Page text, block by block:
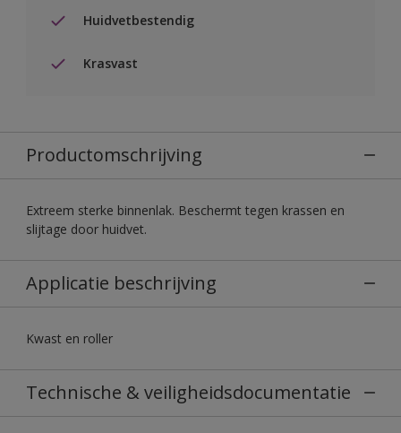
Huidvetbestendig
Krasvast
Productomschrijving
Extreem sterke binnenlak. Beschermt tegen krassen en
slijtage door huidvet.
Applicatie beschrijving
Kwast en roller
Technische & veiligheidsdocumentatie